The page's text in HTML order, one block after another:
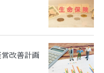
営改善計画